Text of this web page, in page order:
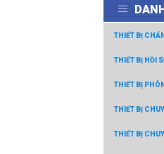
THIẾT BỊ
THIẾT BỊ HỒI
THIẾT BỊ
THIẾT BỊ
THIẾT BỊ